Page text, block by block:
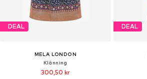
DEAL
MELA LONDON
Klänning
300,50 kr
DEAL